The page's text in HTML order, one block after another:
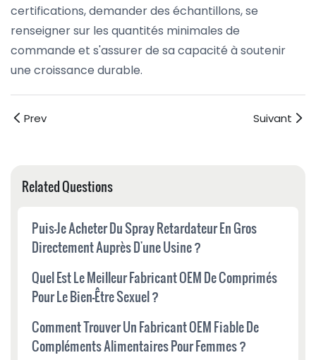
certifications, demander des échantillons, se
renseigner sur les quantités minimales de
commande et s'assurer de sa capacité à soutenir
une croissance durable.
Prev Suivant
Related Questions
Puis-Je Acheter Du Spray Retardateur En Gros
Directement Auprès D'une Usine ?
Quel Est Le Meilleur Fabricant OEM De Comprimés
Pour Le Bien-Être Sexuel ?
Comment Trouver Un Fabricant OEM Fiable De
Compléments Alimentaires Pour Femmes ?